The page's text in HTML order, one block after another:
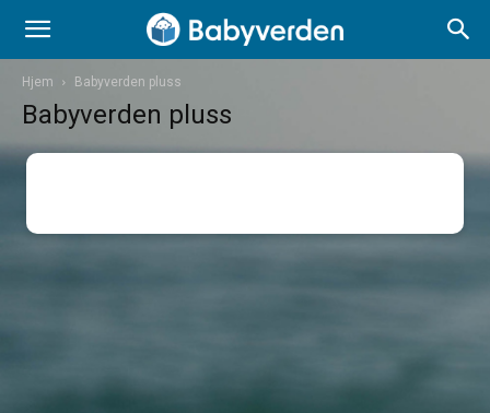
Hjem Babyverden pluss
Babyverden pluss